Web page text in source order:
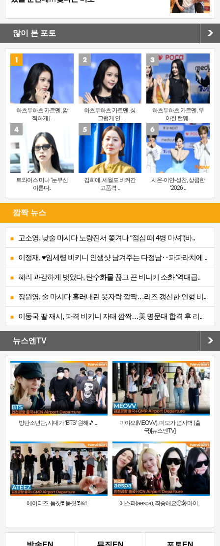
많이 본 포토
하츠투하츠 카르멘, 깜
찍하게 [..
하츠투하츠 카르멘, 싱
그럽게 인..
하츠투하츠 카르멘, 우
아한 런웨..
트와이스 미나 ‘눈부신
아름다..
김희애, 세월도 비켜간
고품격 ..
시온-이안-성찬, 상큼한
‘2026 ..
깜짝 뉴스
고소영, 낮술 마시다 노량진서 쫓겨나 “점심 때 4병 마셔”(바..
이정재, ♥임세령 비키니 인생샷 남겨주는 다정남‥파파라치에 ..
혜리 과감하게 벗었다, 탄수화물 끊고 끈 비니키 소화 ‘역대급..
장원영, 술 마시다 흘러내린 옷자락 깜짝…리즈 갱신한 인형 비..
이동국 딸 재시, 파격 비키니 자태 깜짝…美 명문대 합격 후 리..
뉴스엔TV
방탄소년단, 시대가 ‘BTS’ 원해🎵 ..
미야오(MEOVV), 미모가 넘사벽 (출
국)[뉴스엔TV]
에이티즈, 둠칫❣️ 둠칫❣&#.. 에스파(aespa), 죄송해요🥺🎤마이..